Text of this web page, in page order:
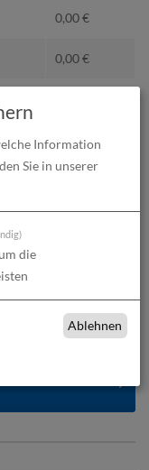
0,00€
0,00€
0,38€
Information
Sie in unserer
die
Ablehnen